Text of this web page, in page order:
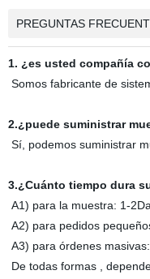
PREGUNTAS
1. ¿es usted compañía
Somos fabricante de
2.¿puede suministrar
Sí, podemos suministrar
3.¿Cuánto tiempo dura
A1) para la muestra: 1-
A2) para pedidos
A3) para órdenes
De todas formas ,